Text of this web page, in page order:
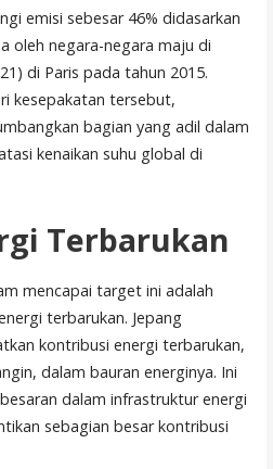
emisi sebesar 46% didasarkan
oleh negara-negara maju di
di Paris pada tahun 2015.
kesepakatan tersebut,
bagian yang adil dalam
kenaikan suhu global di
Terbarukan
mencapai target ini adalah
terbarukan. Jepang
kontribusi energi terbarukan,
dalam bauran energinya. Ini
dalam infrastruktur energi
sebagian besar kontribusi